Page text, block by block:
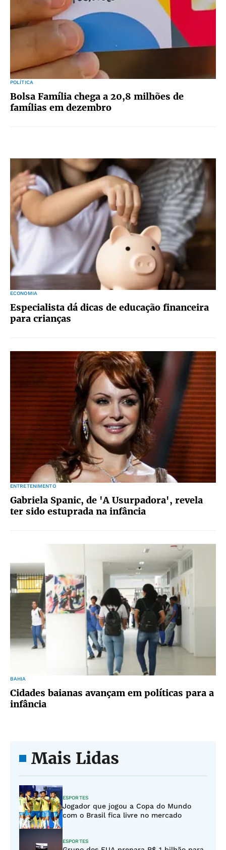
POLÍTICA
Bolsa Família chega a 20,8 milhões de
famílias em dezembro
ECONOMIA
Especialista dá dicas de educação financeira
para crianças
ENTRETENIMENTO
Gabriela Spanic, de 'A Usurpadora', revela
ter sido estuprada na infância
BAHIA
Cidades baianas avançam em políticas para a
infância
Mais Lidas
ESPORTES
Jogador que jogou a Copa do Mundo
com o Brasil fica livre no mercado
ESPORTES